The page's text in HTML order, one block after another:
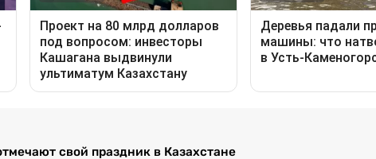
свой праздник в Казахстане